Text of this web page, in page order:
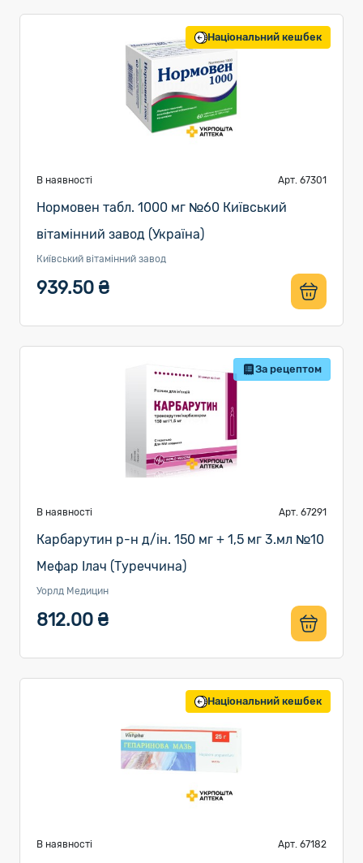
Національний кешбек
В наявності Арт. 67301
Нормовен табл. 1000 мг №60 Київський
вітамінний завод (Україна)
Київський вітамінний завод
939.50 ₴
За рецептом
В наявності Арт. 67291
Карбарутин р-н д/ін. 150 мг + 1,5 мг 3.мл №10
Мефар Ілач (Туреччина)
Уорлд Медицин
812.00 ₴
Національний кешбек
В наявності Арт. 67182